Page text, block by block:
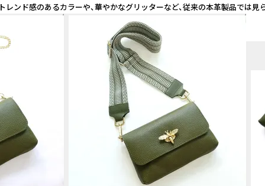
のあるカラーや、華やかなグリッターなど、従来の本革製品で